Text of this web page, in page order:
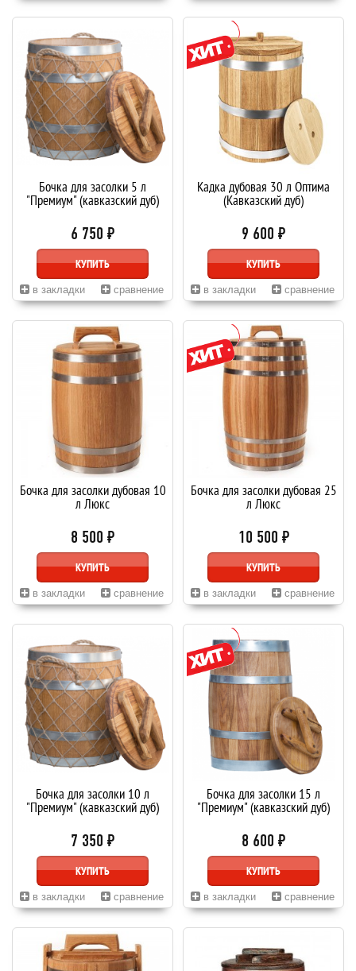
Бочка для засолки 5 л
"Премиум" (кавказский дуб)
6 750 ₽
КУПИТЬ
в закладки сравнение
Кадка дубовая 30 л Оптима
(Кавказский дуб)
9 600 ₽
КУПИТЬ
в закладки сравнение
Бочка для засолки дубовая 10
л Люкс
8 500 ₽
КУПИТЬ
в закладки сравнение
Бочка для засолки дубовая 25
л Люкс
10 500 ₽
КУПИТЬ
в закладки сравнение
Бочка для засолки 10 л
"Премиум" (кавказский дуб)
7 350 ₽
КУПИТЬ
в закладки сравнение
Бочка для засолки 15 л
"Премиум" (кавказский дуб)
8 600 ₽
КУПИТЬ
в закладки сравнение